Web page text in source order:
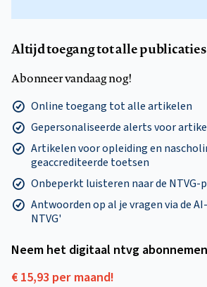
Altijd toegang tot alle
Abonneer vandaag nog!
Online toegang tot alle artikelen
Gepersonaliseerde alerts voor
Artikelen voor opleiding en
geaccrediteerde toetsen
Onbeperkt luisteren naar de NTVG-
Antwoorden op al je vragen via de
NTVG'
Neem het digitaal ntvg
€ 15,93 per maand!